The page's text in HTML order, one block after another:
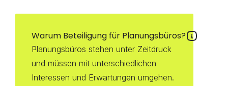
Warum Beteiligung für Planungsbüros?
Planungsbüros stehen unter Zeitdruck
und müssen mit unterschiedlichen
Interessen und Erwartungen umgehen.